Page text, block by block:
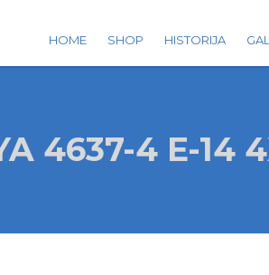
HOME SHOP HISTORIJA
4637-4 E-14